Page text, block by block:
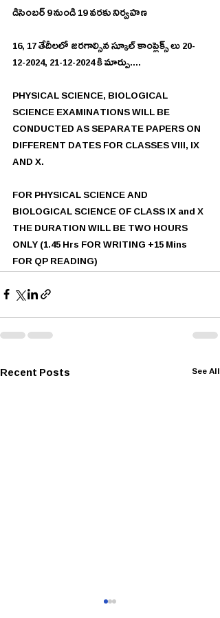
డిసెంబర్ 9 నుండి 19 వరకు నిర్వహణ
16, 17 తేదీలలో జరగాల్సిన స్కూల్ కాంప్లెక్స్ లు 20-
12-2024, 21-12-2024 కి మార్పు....
PHYSICAL SCIENCE, BIOLOGICAL
SCIENCE EXAMINATIONS WILL BE
CONDUCTED AS SEPARATE PAPERS ON
DIFFERENT DATES FOR CLASSES VIII, IX
AND X.
FOR PHYSICAL SCIENCE AND
BIOLOGICAL SCIENCE OF CLASS IX and X
THE DURATION WILL BE TWO HOURS
ONLY (1.45 Hrs FOR WRITING +15 Mins
FOR QP READING)
Recent Posts See All